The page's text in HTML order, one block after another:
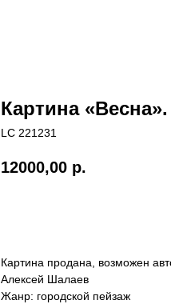
Картина
LC 221231
12000,00 р.
Картина продана, возможен
Алексей Шалаев
Жанр: городской пейзаж